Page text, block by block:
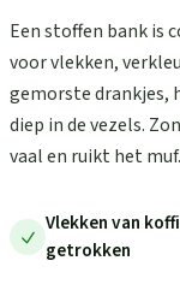
Een stoffen bank is
voor vlekken,
gemorste drankjes,
diep in de vezels.
vaal en ruikt het muf.
Vlekken van
getrokken